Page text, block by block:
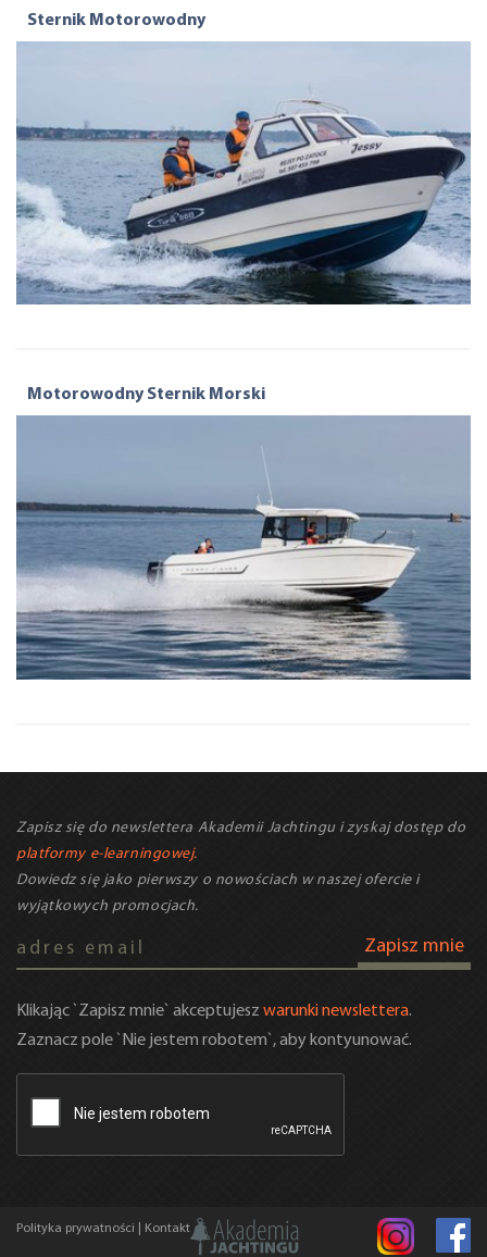
Sternik Motorowodny
Motorowodny Sternik Morski
Zapisz się do newslettera Akademii Jachtingu i zyskaj dostęp do
platformy e-learningowej.
Dowiedz się jako pierwszy o nowościach w naszej ofercie i
wyjątkowych promocjach.
Zapisz mnie
Klikając `Zapisz mnie` akceptujesz warunki newslettera.
Zaznacz pole `Nie jestem robotem`, aby kontyunować.
Polityka prywatności Kontakt